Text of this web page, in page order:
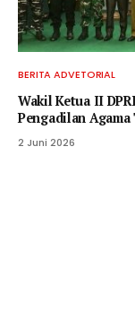
BERITA ADVETORIAL
Wakil Ketua II
Pengadilan Agama
2 Juni 2026